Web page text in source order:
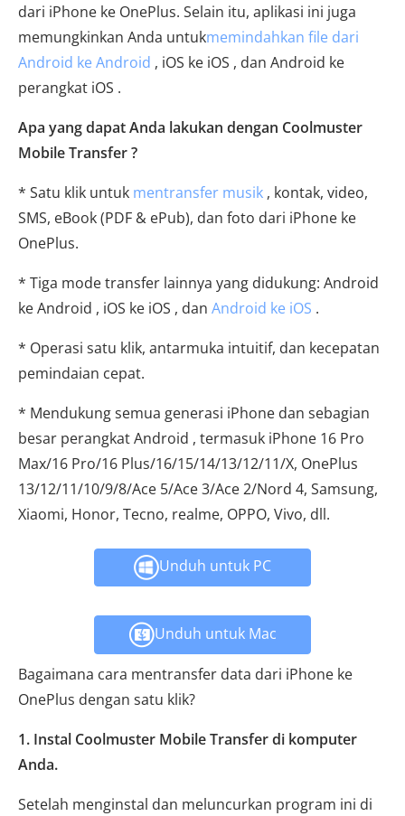
dari iPhone ke OnePlus. Selain itu, aplikasi ini juga
memungkinkan Anda untukmemindahkan file dari
Android ke Android , iOS ke iOS , dan Android ke
perangkat iOS .
Apa yang dapat Anda lakukan dengan Coolmuster
Mobile Transfer ?
* Satu klik untuk mentransfer musik , kontak, video,
SMS, eBook (PDF & ePub), dan foto dari iPhone ke
OnePlus.
* Tiga mode transfer lainnya yang didukung: Android
ke Android , iOS ke iOS , dan Android ke iOS .
* Operasi satu klik, antarmuka intuitif, dan kecepatan
pemindaian cepat.
* Mendukung semua generasi iPhone dan sebagian
besar perangkat Android , termasuk iPhone 16 Pro
Max/16 Pro/16 Plus/16/15/14/13/12/11/X, OnePlus
13/12/11/10/9/8/Ace 5/Ace 3/Ace 2/Nord 4, Samsung,
Xiaomi, Honor, Tecno, realme, OPPO, Vivo, dll.
Unduh untuk PC
Unduh untuk Mac
Bagaimana cara mentransfer data dari iPhone ke
OnePlus dengan satu klik?
1. Instal Coolmuster Mobile Transfer di komputer
Anda.
Setelah menginstal dan meluncurkan program ini di